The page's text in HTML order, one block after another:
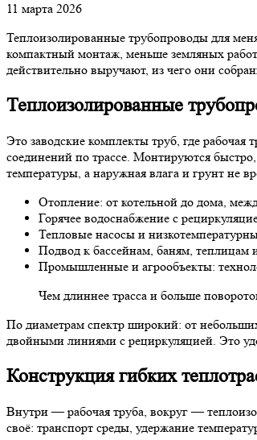
11 марта 2026
Теплоизолированные трубопроводы для
компактный монтаж, меньше земляных
действительно выручают, из чего они
Теплоизолированные
Это заводские комплекты труб, где
соединений по трассе. Монтируются
температуры, а наружная влага и грунт не
Отопление: от котельной до дома,
Горячее водоснабжение с
Тепловые насосы и
Подвод к бассейнам, баням, теплицам
Промышленные и агрообъекты:
Чем длиннее трасса и больше
По диаметрам спектр широкий: от
двойными линиями с рециркуляцией. Это
Конструкция гибких
Внутри — рабочая труба, вокруг —
своё: транспорт среды, удержание